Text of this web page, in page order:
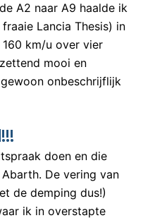
A2 naar A9 haalde ik
Lancia Thesis) in
km/u over vier
mooi en
onbeschrijflijk
doen en die
De vering van
de demping dus!)
ik in overstapte